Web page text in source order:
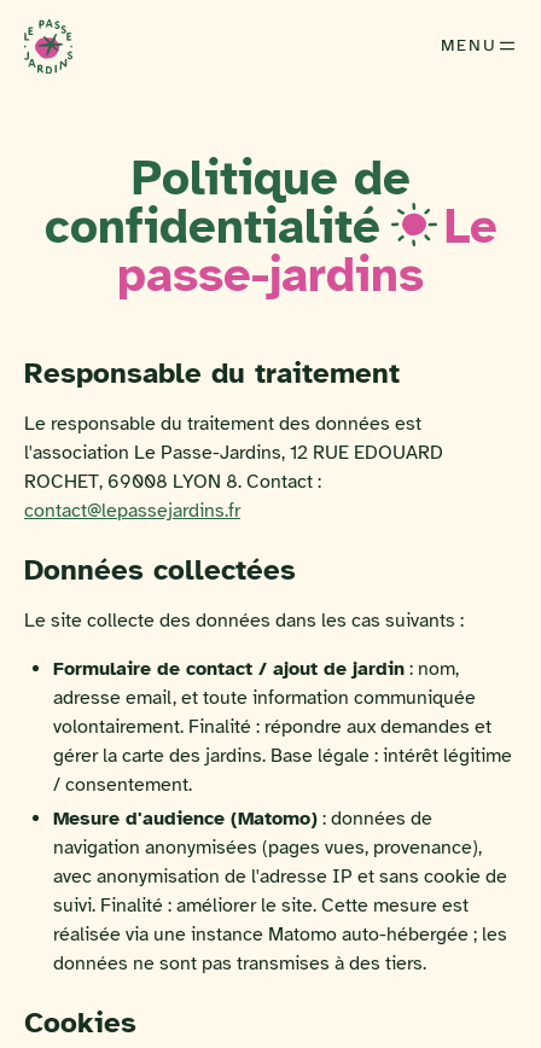
MENU
Politique de
confidentialité
Le
passe-jardins
Responsable du traitement
Le responsable du traitement des données est
l'association Le Passe-Jardins, 12 RUE EDOUARD
ROCHET, 69008 LYON 8. Contact :
contact@lepassejardins.fr
Données collectées
Le site collecte des données dans les cas suivants :
Formulaire de contact / ajout de jardin : nom,
adresse email, et toute information communiquée
volontairement. Finalité : répondre aux demandes et
gérer la carte des jardins. Base légale : intérêt légitime
/ consentement.
Mesure d'audience (Matomo) : données de
navigation anonymisées (pages vues, provenance),
avec anonymisation de l'adresse IP et sans cookie de
suivi. Finalité : améliorer le site. Cette mesure est
réalisée via une instance Matomo auto-hébergée ; les
données ne sont pas transmises à des tiers.
Cookies